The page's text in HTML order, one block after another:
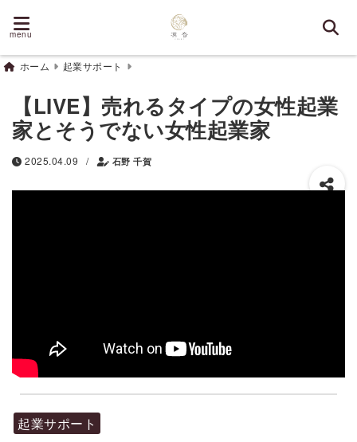
menu
ホーム 起業サポート
【LIVE】売れるタイプの女性起業
家とそうでない女性起業家
2025.04.09 / 石野 千賀
起業サポート